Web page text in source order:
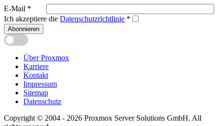
E-Mail *
Ich akzeptiere die Datenschutzrichtlinie *
Abonnieren
Über Proxmox
Karriere
Kontakt
Impressum
Sitemap
Datenschutz
Copyright © 2004 - 2026 Proxmox Server Solutions GmbH. All